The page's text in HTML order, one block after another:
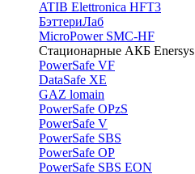
ATIB Elettronica HFT3
БэттериЛаб
MicroPower SMC-HF
Стационарные АКБ Enersys
PowerSafe VF
DataSafe XE
GAZ lomain
PowerSafe OPzS
PowerSafe V
PоwerSafe SBS
PowerSafe OP
PоwerSafe SBS EON